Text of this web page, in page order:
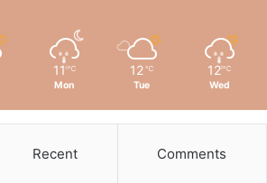
11 ℃
Mon
12 ℃
Tue
12 ℃
Wed
Recent Comments